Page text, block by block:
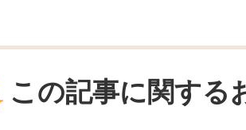
この記事に関する